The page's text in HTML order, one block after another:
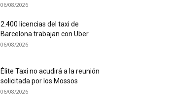
06/08/2026
2.400 licencias del taxi de
Barcelona trabajan con Uber
06/08/2026
Élite Taxi no acudirá a la reunión
solicitada por los Mossos
06/08/2026